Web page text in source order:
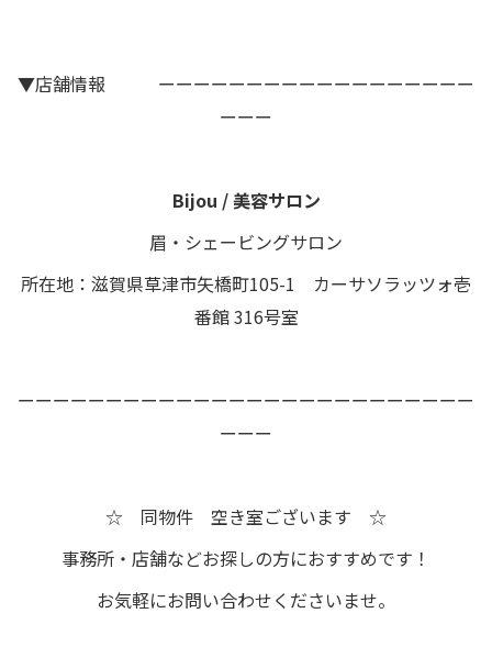
▼店舗情報 ーーーーーーーーーーーーーーーーーー
ーーー
Bijou / 美容サロン
眉・シェービングサロン
所在地：滋賀県草津市矢橋町105-1 カーサソラッツォ壱
番館 316号室
ーーーーーーーーーーーーーーーーーーーーーーーーーー
ーーー
☆ 同物件 空き室ございます ☆
事務所・店舗などお探しの方におすすめです！
お気軽にお問い合わせくださいませ。